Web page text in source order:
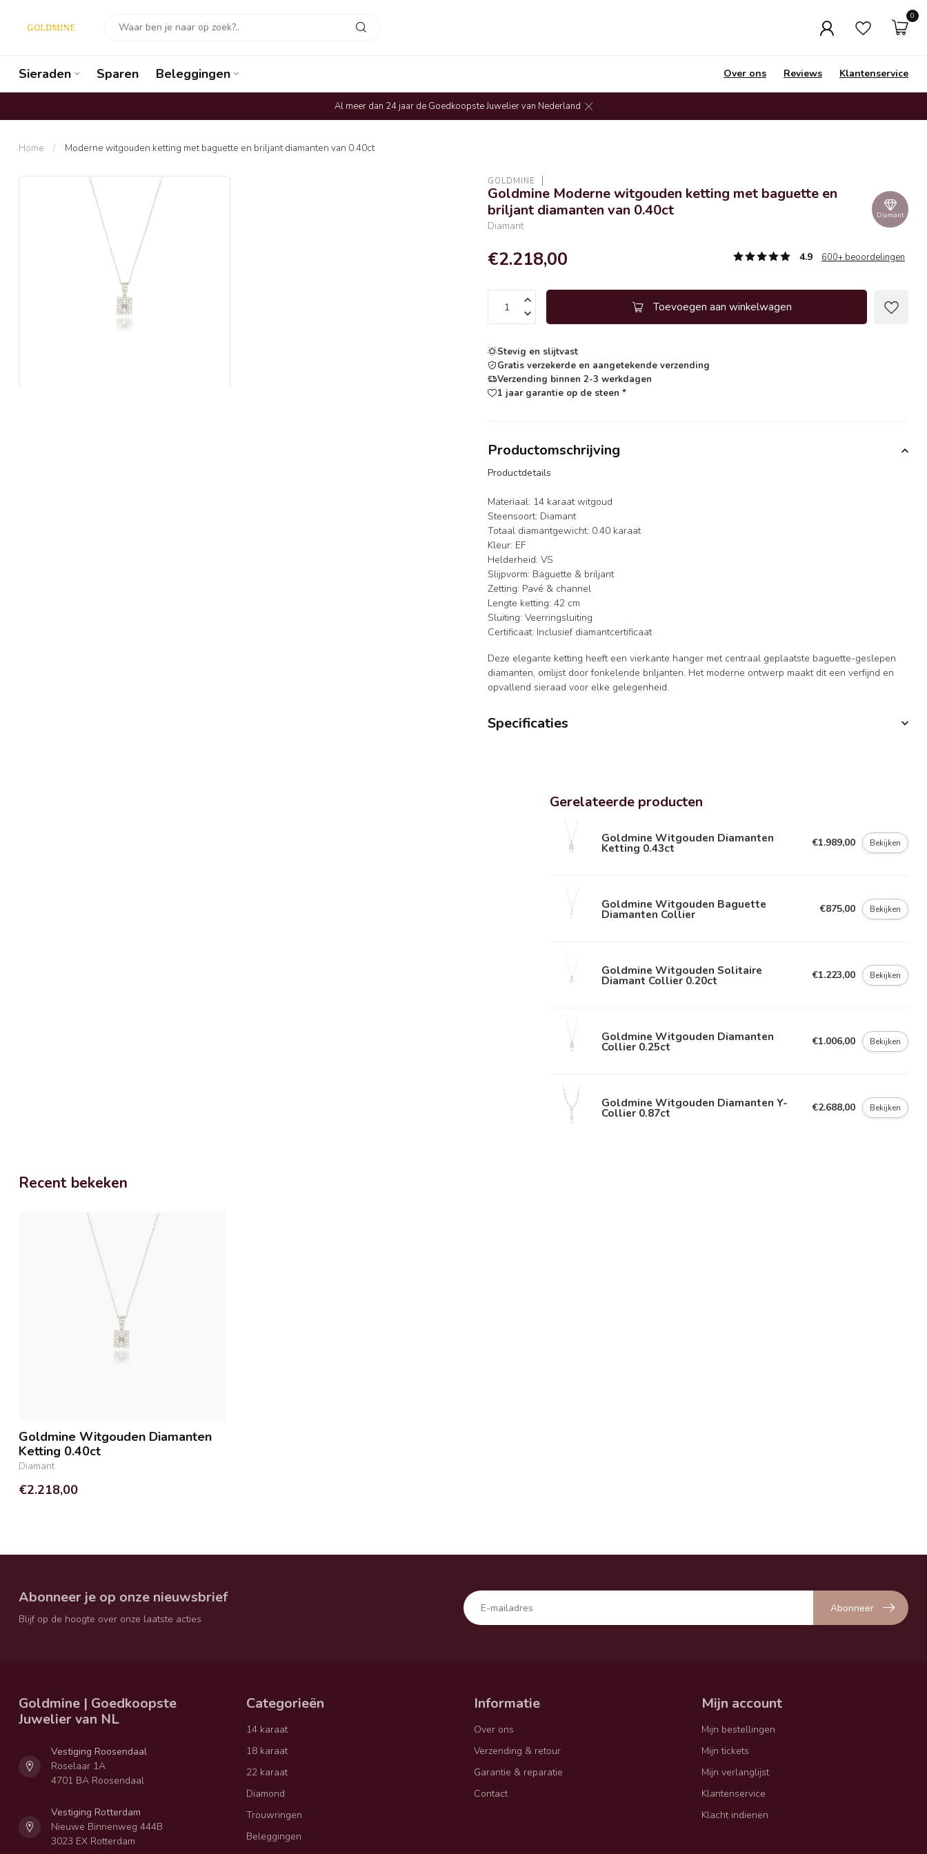
0
Sieraden Sparen Beleggingen Over ons Reviews Klantenservice
Al meer dan 24 jaar de Goedkoopste Juwelier van Nederland
Home / Moderne witgouden ketting met baguette en briljant diamanten van 0.40ct
GOLDMINE
Goldmine Moderne witgouden ketting met baguette en
briljant diamanten van 0.40ct
Diamant
Diamant
€2.218,00 4.9 600+ beoordelingen
Toevoegen aan winkelwagen
Stevig en slijtvast
Gratis verzekerde en aangetekende verzending
Verzending binnen 2-3 werkdagen
1 jaar garantie op de steen *
Productomschrijving
Productdetails
Materiaal: 14 karaat witgoud
Steensoort: Diamant
Totaal diamantgewicht: 0.40 karaat
Kleur: EF
Helderheid: VS
Slijpvorm: Baguette & briljant
Zetting: Pavé & channel
Lengte ketting: 42 cm
Sluiting: Veerringsluiting
Certificaat: Inclusief diamantcertificaat
Deze elegante ketting heeft een vierkante hanger met centraal geplaatste baguette-geslepen
diamanten, omlijst door fonkelende briljanten. Het moderne ontwerp maakt dit een verfijnd en
opvallend sieraad voor elke gelegenheid.
Specificaties
Gerelateerde producten
Goldmine Witgouden Diamanten
Ketting 0.43ct €1.989,00 Bekijken
Goldmine Witgouden Baguette
Diamanten Collier €875,00 Bekijken
Goldmine Witgouden Solitaire
Diamant Collier 0.20ct €1.223,00 Bekijken
Goldmine Witgouden Diamanten
Collier 0.25ct €1.006,00 Bekijken
Goldmine Witgouden Diamanten Y-
Collier 0.87ct €2.688,00 Bekijken
Recent bekeken
Goldmine Witgouden Diamanten
Ketting 0.40ct
Diamant
€2.218,00
Abonneer je op onze nieuwsbrief
Blijf op de hoogte over onze laatste acties
Abonneer
Goldmine | Goedkoopste
Juwelier van NL
Vestiging Roosendaal
Roselaar 1A
4701 BA Roosendaal
Vestiging Rotterdam
Nieuwe Binnenweg 444B
3023 EX Rotterdam
Categorieën
14 karaat
18 karaat
22 karaat
Diamond
Trouwringen
Beleggingen
Informatie
Over ons
Verzending & retour
Garantie & reparatie
Contact
Mijn account
Mijn bestellingen
Mijn tickets
Mijn verlanglijst
Klantenservice
Klacht indienen